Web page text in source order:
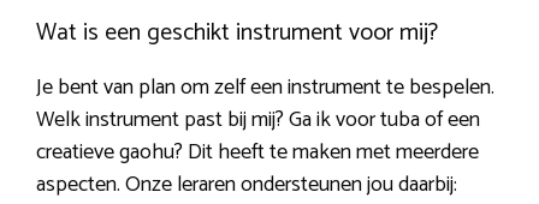
Wat is een geschikt instrument voor mij?
Je bent van plan om zelf een instrument te bespelen.
Welk instrument past bij mij? Ga ik voor tuba of een
creatieve gaohu? Dit heeft te maken met meerdere
aspecten. Onze leraren ondersteunen jou daarbij: